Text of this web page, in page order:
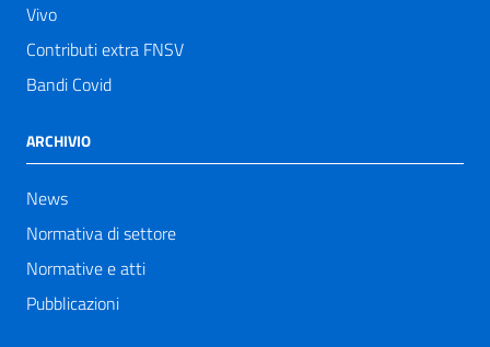
Vivo
Contributi extra FNSV
Bandi Covid
ARCHIVIO
News
Normativa di settore
Normative e atti
Pubblicazioni